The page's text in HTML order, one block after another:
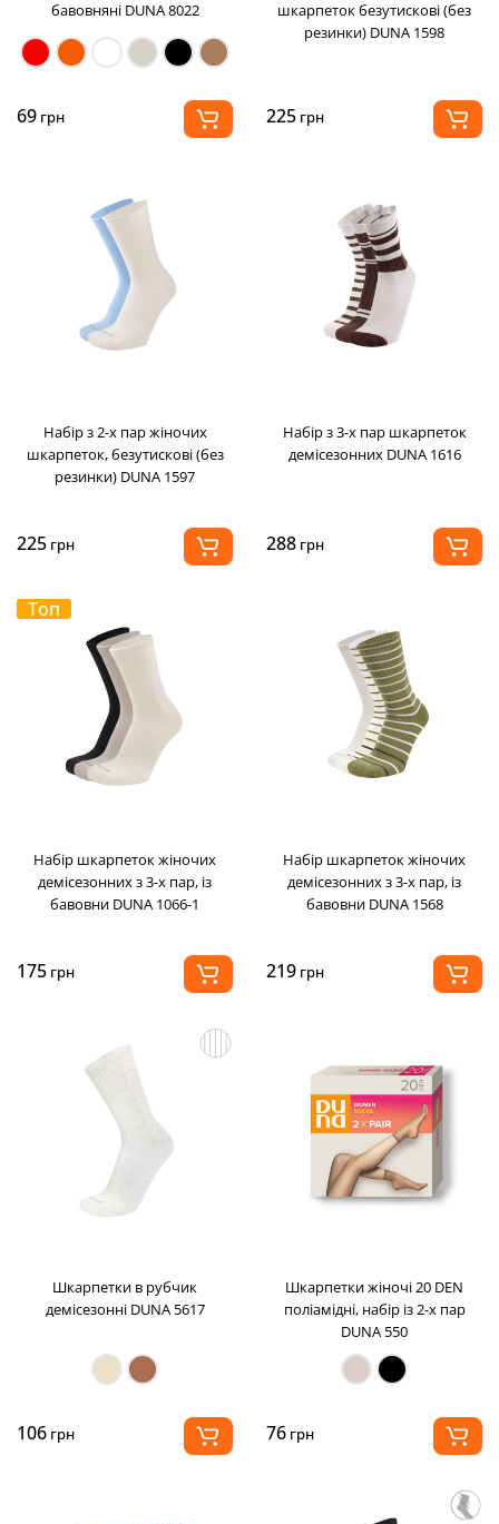
бавовняні DUNA 8022
69 грн
шкарпеток безутискові (без
резинки) DUNA 1598
225 грн
Набір з 2-х пар жіночих
шкарпеток, безутискові (без
резинки) DUNA 1597
225 грн
Набір з 3-х пар шкарпеток
демісезонних DUNA 1616
288 грн
Топ
Набір шкарпеток жіночих
демісезонних з 3-х пар, із
бавовни DUNA 1066-1
175 грн
Набір шкарпеток жіночих
демісезонних з 3-х пар, із
бавовни DUNA 1568
219 грн
Шкарпетки в рубчик
демісезонні DUNA 5617
106 грн
Шкарпетки жіночі 20 DEN
поліамідні, набір із 2-х пар
DUNA 550
76 грн